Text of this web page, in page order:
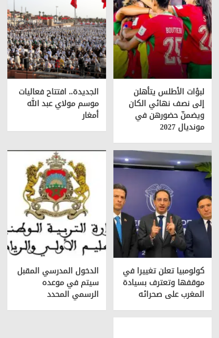
لبؤات الأطلس يتأهلن
إلى نصف نهائي الكان
ويضمنّ حضورهن في
مونديال 2027
الجديدة.. افتتاح فعاليات
موسم مولاي عبد الله
أمغار
كولومبيا تعلن تغييرا في
موقفها وتعترف بسيادة
المغرب على صحرائه
الدخول المدرسي المقبل
سیتم في موعده
الرسمي المحدد